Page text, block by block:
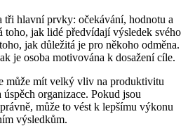
tři hlavní prvky: očekávání, hodnotu a
toho, jak lidé předvídají výsledek svého
jak důležitá je pro někoho odměna.
je osoba motivována k dosažení cíle.
může mít velký vliv na produktivitu
úspěch organizace. Pokud jsou
může to vést k lepšímu výkonu
výsledkům.